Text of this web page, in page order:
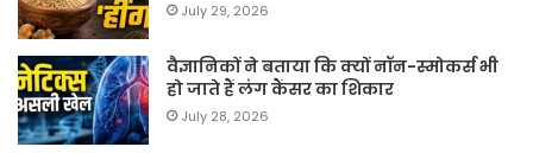
July 29, 2026
वैज्ञानिकों ने बताया कि क्यों नॉन-स्मोकर्स भी
हो जाते हैं लंग कैंसर का शिकार
July 28, 2026